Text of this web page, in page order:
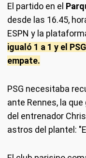
El partido en el
desde las 16.45,
ESPN y la
igualó 1 a 1 y el
empate.
PSG necesitaba
ante Rennes, la
del entrenador
astros del plantel: